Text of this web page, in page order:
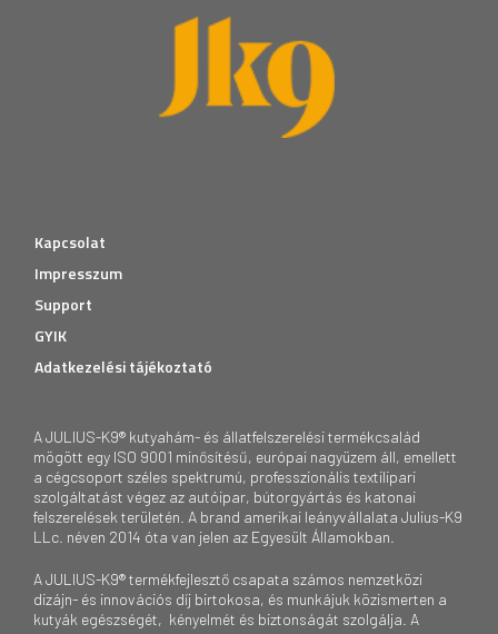
Kapcsolat
Impresszum
Support
GYIK
Adatkezelési tájékoztató
A JULIUS-K9® kutyahám- és állatfelszerelési termékcsalád
mögött egy ISO 9001 minősítésű, európai nagyüzem áll, emellett
a cégcsoport széles spektrumú, professzionális textilipari
szolgáltatást végez az autóipar, bútorgyártás és katonai
felszerelések területén. A brand amerikai leányvállalata Julius-K9
LLc. néven 2014 óta van jelen az Egyesült Államokban.
A JULIUS-K9® termékfejlesztő csapata számos nemzetközi
dizájn- és innovációs díj birtokosa, és munkájuk közismerten a
kutyák egészségét, kényelmét és biztonságát szolgálja. A